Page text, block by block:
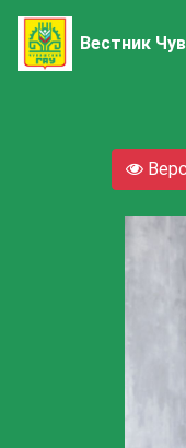
Вестник